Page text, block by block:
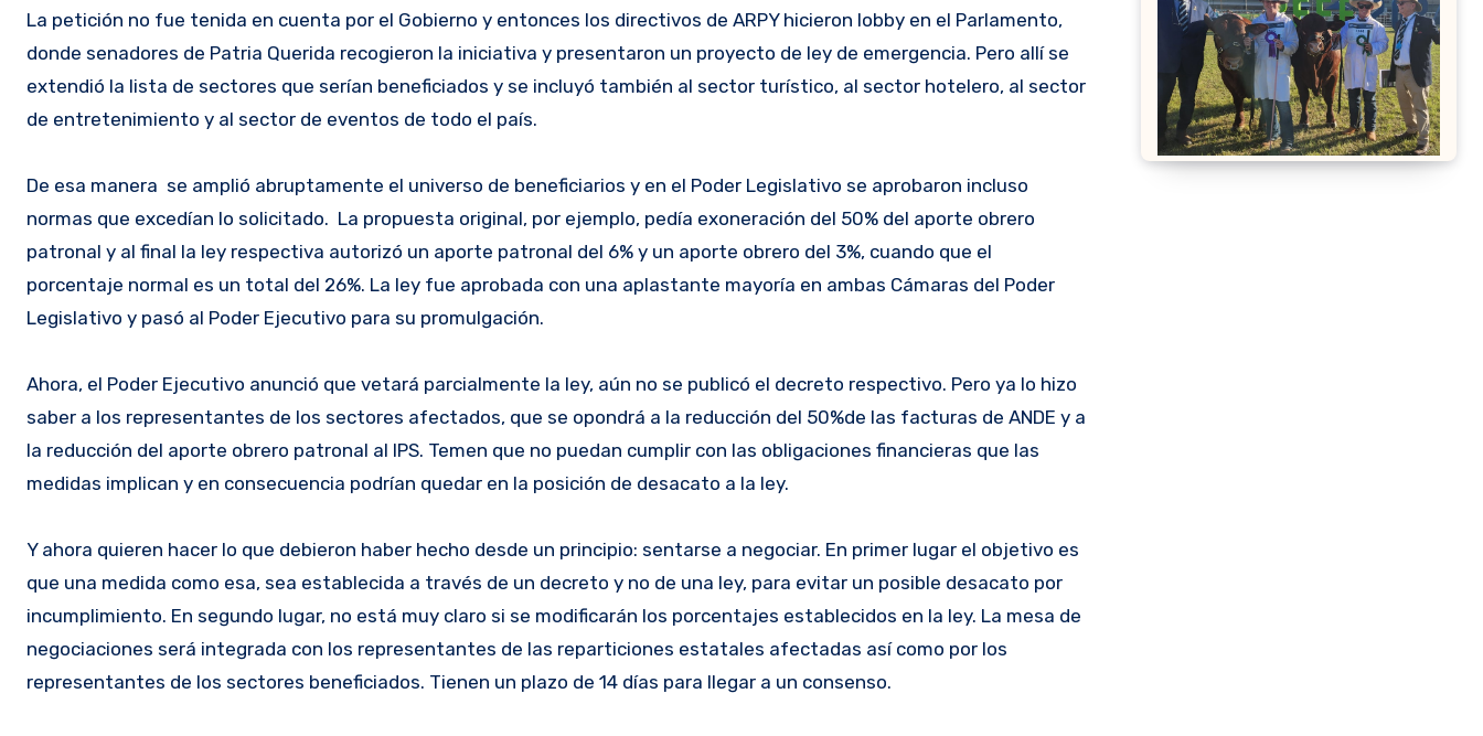
La petición no fue tenida en cuenta por el Gobierno y entonces los directivos de ARPY hicieron lobby en el Parlamento,
donde senadores de Patria Querida recogieron la iniciativa y presentaron un proyecto de ley de emergencia. Pero allí se
extendió la lista de sectores que serían beneficiados y se incluyó también al sector turístico, al sector hotelero, al sector
de entretenimiento y al sector de eventos de todo el país.
De esa manera se amplió abruptamente el universo de beneficiarios y en el Poder Legislativo se aprobaron incluso
normas que excedían lo solicitado. La propuesta original, por ejemplo, pedía exoneración del 50% del aporte obrero
patronal y al final la ley respectiva autorizó un aporte patronal del 6% y un aporte obrero del 3%, cuando que el
porcentaje normal es un total del 26%. La ley fue aprobada con una aplastante mayoría en ambas Cámaras del Poder
Legislativo y pasó al Poder Ejecutivo para su promulgación.
Ahora, el Poder Ejecutivo anunció que vetará parcialmente la ley, aún no se publicó el decreto respectivo. Pero ya lo hizo
saber a los representantes de los sectores afectados, que se opondrá a la reducción del 50%de las facturas de ANDE y a
la reducción del aporte obrero patronal al IPS. Temen que no puedan cumplir con las obligaciones financieras que las
medidas implican y en consecuencia podrían quedar en la posición de desacato a la ley.
Y ahora quieren hacer lo que debieron haber hecho desde un principio: sentarse a negociar. En primer lugar el objetivo es
que una medida como esa, sea establecida a través de un decreto y no de una ley, para evitar un posible desacato por
incumplimiento. En segundo lugar, no está muy claro si se modificarán los porcentajes establecidos en la ley. La mesa de
negociaciones será integrada con los representantes de las reparticiones estatales afectadas así como por los
representantes de los sectores beneficiados. Tienen un plazo de 14 días para llegar a un consenso.